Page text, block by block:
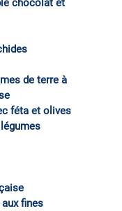
chocolat et
de terre à
féta et olives
fines